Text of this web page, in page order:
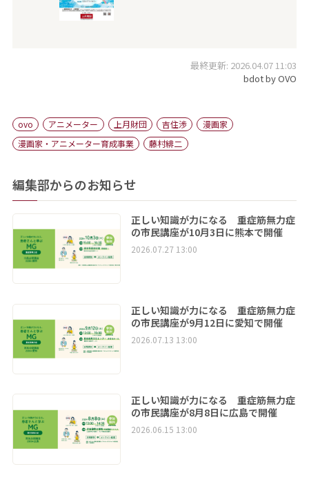
最終更新: 2026.04.07 11:03
bdot by OVO
ovo アニメーター 上月財団 吉住渉
漫画家
漫画家・アニメーター育成事業
藤村緋二
編集部からのお知らせ
正しい知識が力になる 重症筋無力症
の市民講座が10月3日に熊本で開催
2026.07.27 13:00
正しい知識が力になる 重症筋無力症
の市民講座が9月12日に愛知で開催
2026.07.13 13:00
正しい知識が力になる 重症筋無力症
の市民講座が8月8日に広島で開催
2026.06.15 13:00